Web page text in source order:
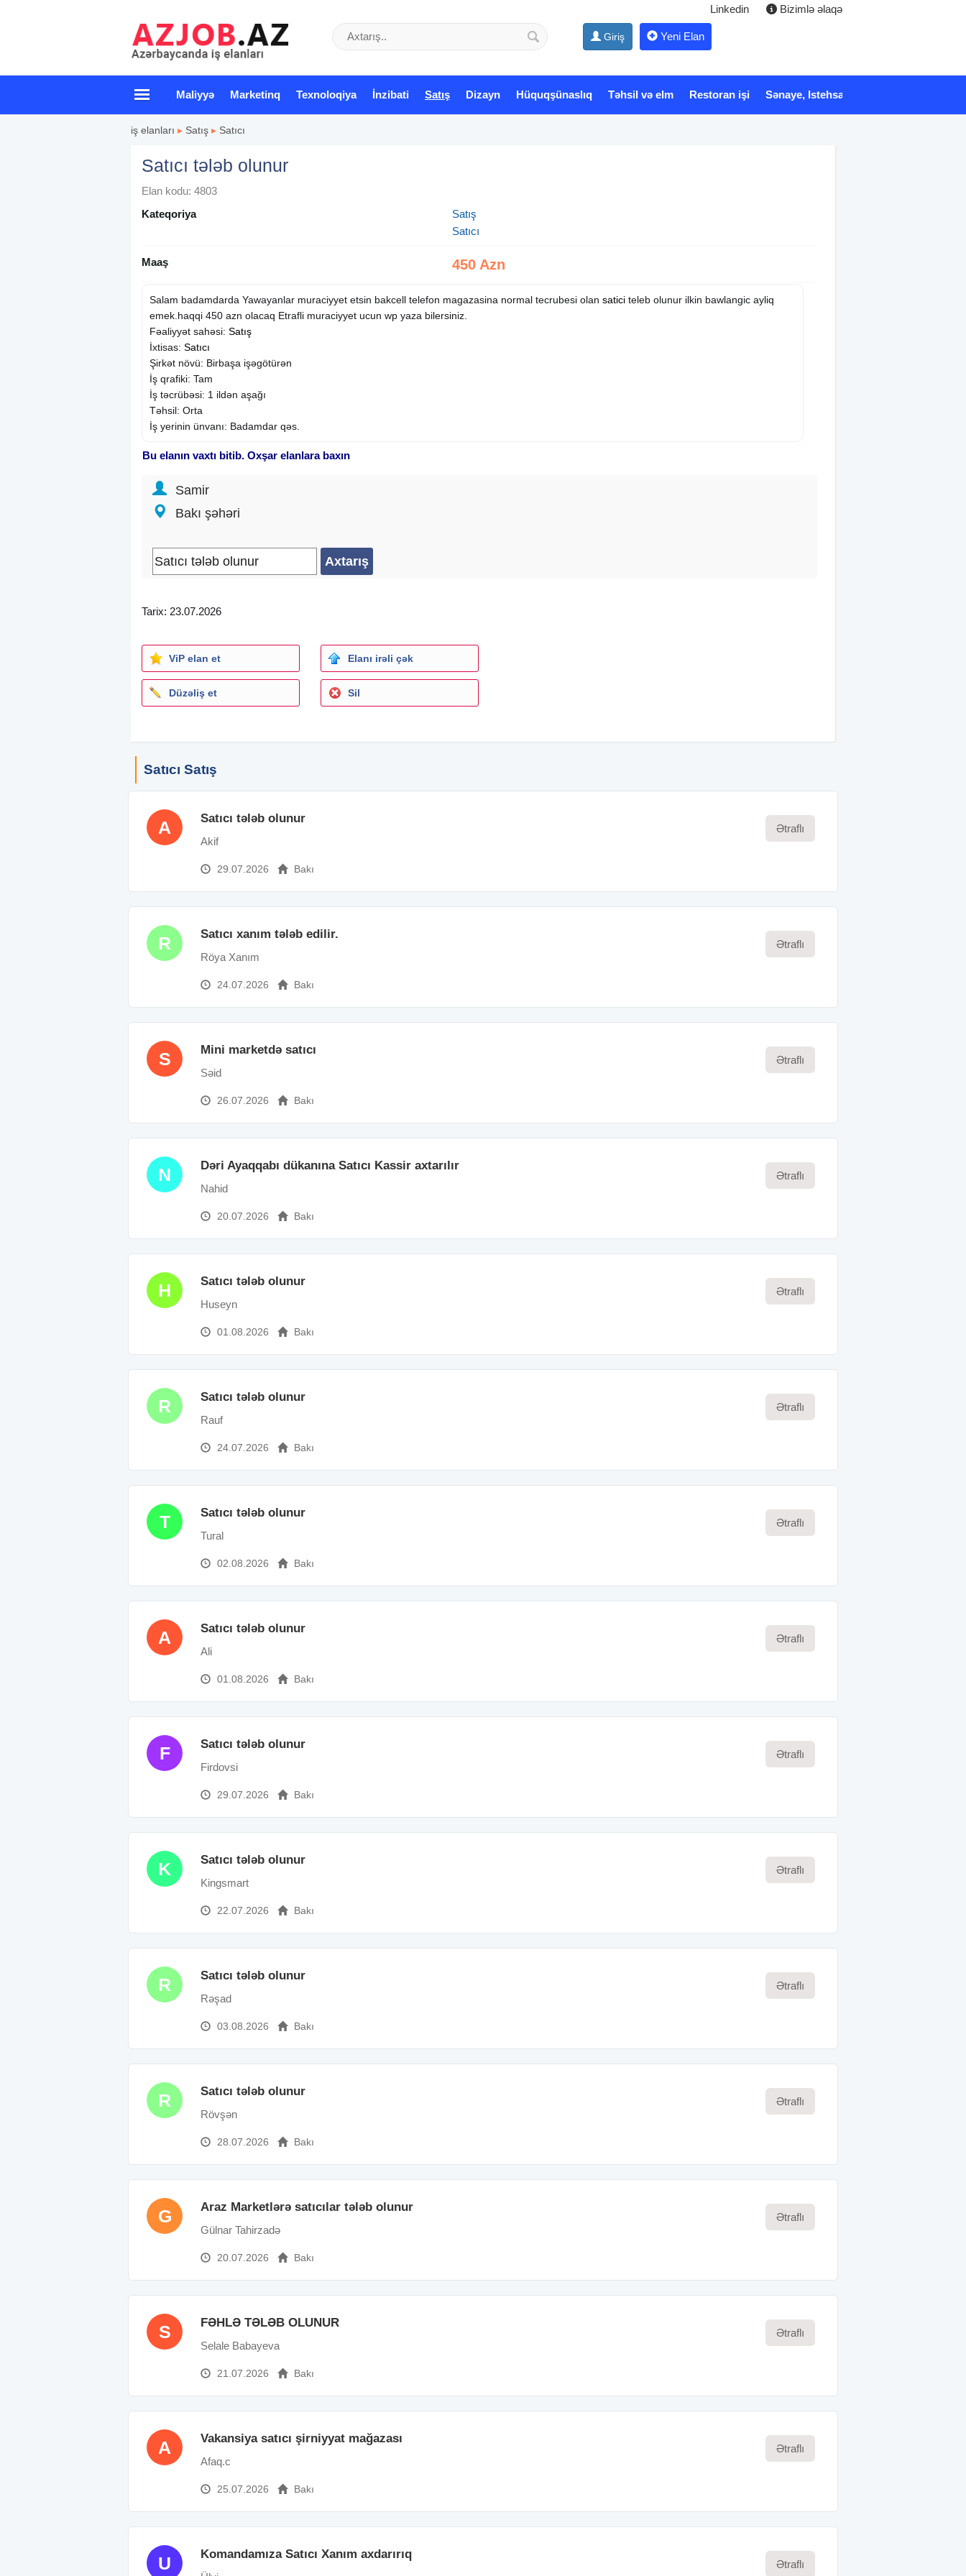
Linkedin Bizimlə əlaqə
Giriş Yeni Elan
Maliyyə Marketinq Texnoloqiya İnzibati Satış Dizayn Hüquqşünaslıq Təhsil və elm Restoran işi Sənaye, Istehsalat
iş elanları ▸ Satış ▸ Satıcı
Satıcı tələb olunur
Elan kodu: 4803
Kateqoriya
Satış
Satıcı
Maaş 450 Azn
Salam badamdarda Yawayanlar muraciyyet etsin bakcell telefon magazasina normal tecrubesi olan satici teleb olunur ilkin bawlangic ayliq
emek.haqqi 450 azn olacaq Etrafli muraciyyet ucun wp yaza bilersiniz.
Fəaliyyət sahəsi: Satış
İxtisas: Satıcı
Şirkət növü: Birbaşa işəgötürən
İş qrafiki: Tam
İş təcrübəsi: 1 ildən aşağı
Təhsil: Orta
İş yerinin ünvanı: Badamdar qəs.
Bu elanın vaxtı bitib. Oxşar elanlara baxın
Samir
Bakı şəhəri
Tarix: 23.07.2026
ViP elan et Elanı irəli çək
Düzəliş et Sil
Satıcı Satış
A Satıcı tələb olunur
Akif
29.07.2026 Bakı
Ətraflı
R Satıcı xanım tələb edilir.
Röya Xanım
24.07.2026 Bakı
Ətraflı
S Mini marketdə satıcı
Səid
26.07.2026 Bakı
Ətraflı
N Dəri Ayaqqabı dükanına Satıcı Kassir axtarılır
Nahid
20.07.2026 Bakı
Ətraflı
H Satıcı tələb olunur
Huseyn
01.08.2026 Bakı
Ətraflı
R Satıcı tələb olunur
Rauf
24.07.2026 Bakı
Ətraflı
T Satıcı tələb olunur
Tural
02.08.2026 Bakı
Ətraflı
A Satıcı tələb olunur
Ali
01.08.2026 Bakı
Ətraflı
F Satıcı tələb olunur
Firdovsi
29.07.2026 Bakı
Ətraflı
K Satıcı tələb olunur
Kingsmart
22.07.2026 Bakı
Ətraflı
R Satıcı tələb olunur
Rəşad
03.08.2026 Bakı
Ətraflı
R Satıcı tələb olunur
Rövşən
28.07.2026 Bakı
Ətraflı
G Araz Marketlərə satıcılar tələb olunur
Gülnar Tahirzadə
20.07.2026 Bakı
Ətraflı
S FƏHLƏ TƏLƏB OLUNUR
Selale Babayeva
21.07.2026 Bakı
Ətraflı
A Vakansiya satıcı şirniyyat mağazası
Afaq.c
25.07.2026 Bakı
Ətraflı
U Komandamıza Satıcı Xanım axdarırıq
Ətraflı